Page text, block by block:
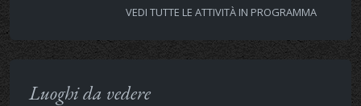
VEDI TUTTE LE ATTIVITÀ IN PROGRAMMA
Luoghi da vedere